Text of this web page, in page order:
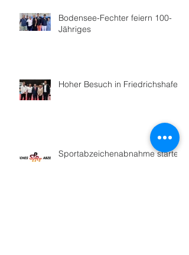
Bodensee-Fechter feiern 100-
Jähriges
Hoher Besuch in Friedrichshafen
Sportabzeichenabnahme startet